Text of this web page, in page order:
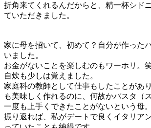
折角来てくれるんだからと、精一杯シド
ていただきました。
家に母を招いて、初めて？自分が作った
いました。
お金がないことを楽しむのもワーホリ。
自炊も少しは覚えました。
家庭科の教師として仕事もしたことがあ
も美味しく作れるのに、何故かパスタ（
一度も上手くできたことがないという母
振り返れば、私がデートで良くイタリア